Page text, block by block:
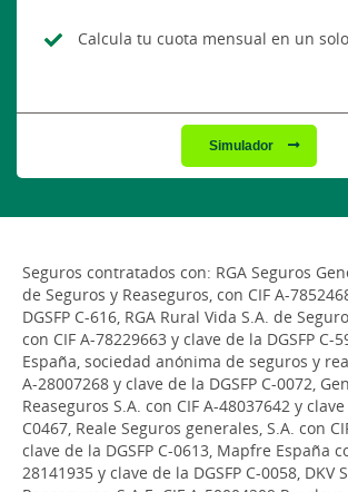
Calcula tu cuota mensual en un
Simulador
Seguros contratados con: RGA Seguros
de Seguros y Reaseguros, con CIF A-
DGSFP C-616, RGA Rural Vida S.A. de
con CIF A-78229663 y clave de la DGSFP C-
España, sociedad anónima de seguros y
A-28007268 y clave de la DGSFP C-0072,
Reaseguros S.A. con CIF A-48037642 y clave
C0467, Reale Seguros generales, S.A. con
clave de la DGSFP C-0613, Mapfre España
28141935 y clave de la DGSFP C-0058, DKV